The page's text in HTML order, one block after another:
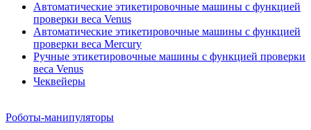
Автоматические этикетировочные машины с функцией
проверки веса Venus
Автоматические этикетировочные машины с функцией
проверки веса Mercury
Ручные этикетировочные машины с функцией проверки
веса Venus
Чеквейеры
Роботы-манипуляторы